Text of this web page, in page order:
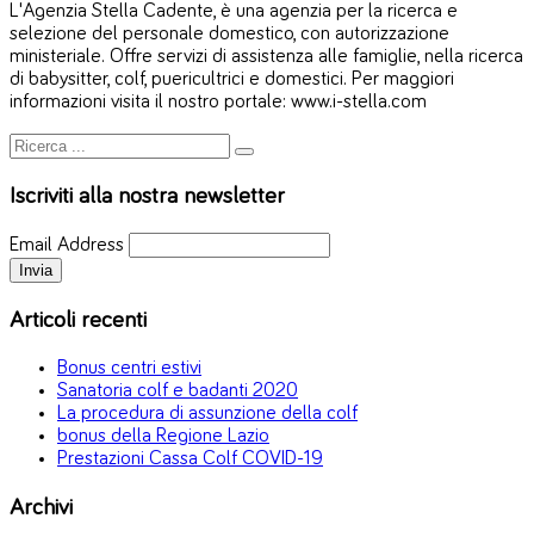
L'Agenzia Stella Cadente, è una agenzia per la ricerca e
selezione del personale domestico, con autorizzazione
ministeriale. Offre servizi di assistenza alle famiglie, nella ricerca
di babysitter, colf, puericultrici e domestici. Per maggiori
informazioni visita il nostro portale: www.i-stella.com
Iscriviti alla nostra newsletter
Email Address
Articoli recenti
Bonus centri estivi
Sanatoria colf e badanti 2020
La procedura di assunzione della colf
bonus della Regione Lazio
Prestazioni Cassa Colf COVID-19
Archivi